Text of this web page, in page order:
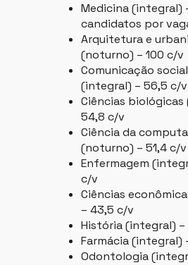
Medicina (integral)
candidatos por
Arquitetura e
(noturno) – 100 c/v
Comunicação
(integral) – 56,5 c/v
Ciências
54,8 c/v
Ciência da
(noturno) – 51,4 c/v
Enfermagem
c/v
Ciências
– 43,5 c/v
História (integral) –
Farmácia (integral)
Odontologia